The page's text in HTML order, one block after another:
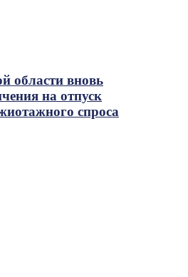
области вновь
на отпуск
спроса